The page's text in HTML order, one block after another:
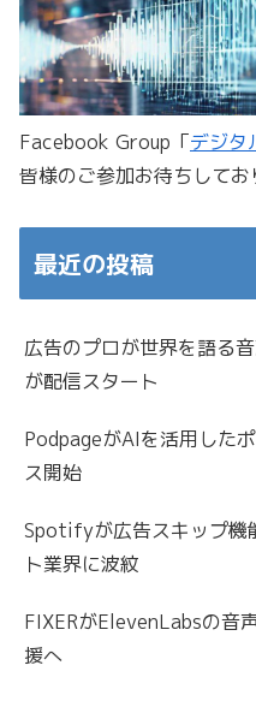
Facebook Group「デジタ
皆様のご参加お待ちしてお
最近の投稿
広告のプロが世界を語る
が配信スタート
PodpageがAIを活用した
ス開始
Spotifyが広告スキップ機
ト業界に波紋
FIXERがElevenLabsの音
援へ